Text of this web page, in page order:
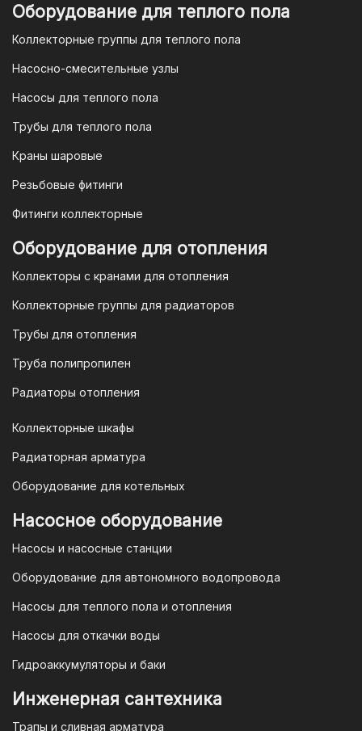
Оборудование для теплого пола
Коллекторные группы для теплого пола
Насосно-смесительные узлы
Насосы для теплого пола
Трубы для теплого пола
Краны шаровые
Резьбовые фитинги
Фитинги коллекторные
Оборудование для отопления
Коллекторы с кранами для отопления
Коллекторные группы для радиаторов
Трубы для отопления
Труба полипропилен
Радиаторы отопления
Коллекторные шкафы
Радиаторная арматура
Оборудование для котельных
Насосное оборудование
Насосы и насосные станции
Оборудование для автономного водопровода
Насосы для теплого пола и отопления
Насосы для откачки воды
Гидроаккумуляторы и баки
Инженерная сантехника
Трапы и сливная арматура